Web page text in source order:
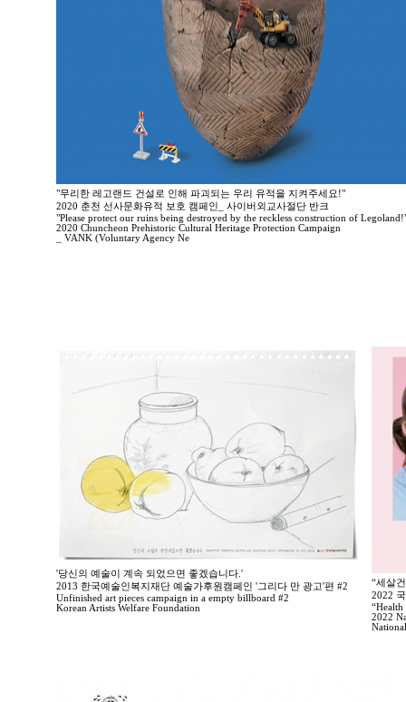
"무리한 레고랜드 건설로 인해 파괴되는 우리 유적을 지켜주세요!"
2020 춘천 선사문화유적 보호 캠페인_ 사이버외교사절단 반크
"Please protect our ruins being destroyed by the reckless construction of
2020 Chuncheon Prehistoric Cultural Heritage Protection Campaign
_ VANK (Voluntary Agency Ne
'당신의 예술이 계속 되었으면 좋겠습니다.'
2013 한국예술인복지재단 예술가후원캠페인 '그리다 만 광고'편 #2
Unfinished art pieces campaign in a empty billboard #2
Korean Artists Welfare Foundation
“세살
2022
2022